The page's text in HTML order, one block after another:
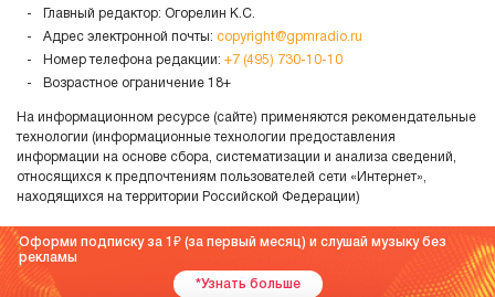
Главный редактор: Огорелин К.С.
Адрес электронной почты: copyright@gpmradio.ru
Номер телефона редакции: +7 (495) 730-10-10
Возрастное ограничение 18+
На информационном ресурсе (сайте) применяются рекомендательные
технологии (информационные технологии предоставления
информации на основе сбора, систематизации и анализа сведений,
относящихся к предпочтениям пользователей сети «Интернет»,
находящихся на территории Российской Федерации)
Оформи подписку за 1
(за первый месяц) и слушай музыку без
рекламы
*Узнать больше